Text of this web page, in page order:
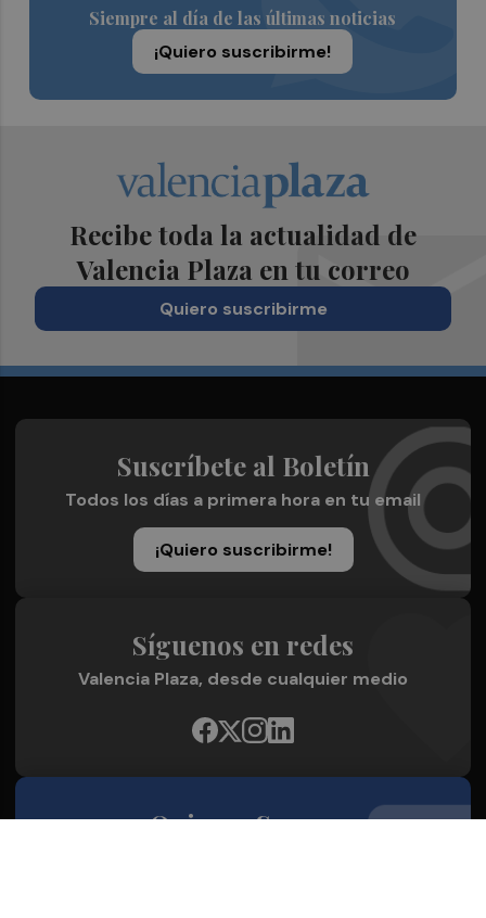
Siempre al día de las últimas noticias
¡Quiero suscribirme!
Recibe toda la actualidad de
Valencia Plaza en tu correo
Quiero suscribirme
Suscríbete al Boletín
Todos los días a primera hora en tu email
¡Quiero suscribirme!
Síguenos en redes
Valencia Plaza, desde cualquier medio
Quienes Somos